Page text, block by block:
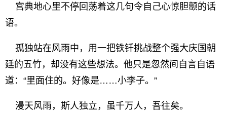
宫典地心里不停回荡着这几句令自己心惊胆颤的话
语。
孤独站在风雨中，用一把铁钎挑战整个强大庆国朝
廷的五竹，却没有这些想法。他只是忽然间自言自语
道：“里面住的。好像是……小李子。”
漫天风雨，斯人独立，虽千万人，吾往矣。